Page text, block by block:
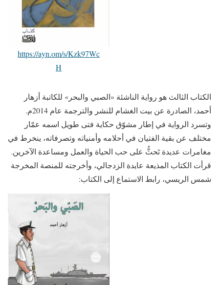
https://ayn.om/s/Kzk97Wc
H
الكتاب الثالث هو رواية الناشئة «الصبي والبحر» للكاتبة أزهار
أحمد، الصادرة عن بيت الغشام للنشر والترجمة عام 2014م.
وتسرد الرواية في إطار مشوّق حكاية فتى طويل اسمه عمّار
مختلف عن بقية الفتيان في أحلامه وأمنياته وتصرفاته، ينخرط في
مغامرات عديدة تَحثُّ على حب الحياة والعمل ومساعدة الآخرين.
قرأت الكتاب المذيعة عايدة الزدجالي، وأخرجته للمنصة المخرجة
شمس الريسي، رابط الاستماع إلى الكتاب: